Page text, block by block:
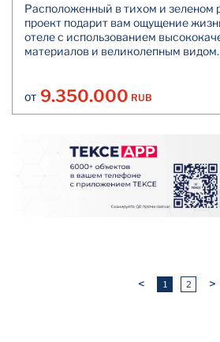
Расположенный в тихом и зеленом
проект подарит вам ощущение
отеле с использованием
материалов и великолепным видом.
ОТ 9.350.000 RUB
< 1 2 >